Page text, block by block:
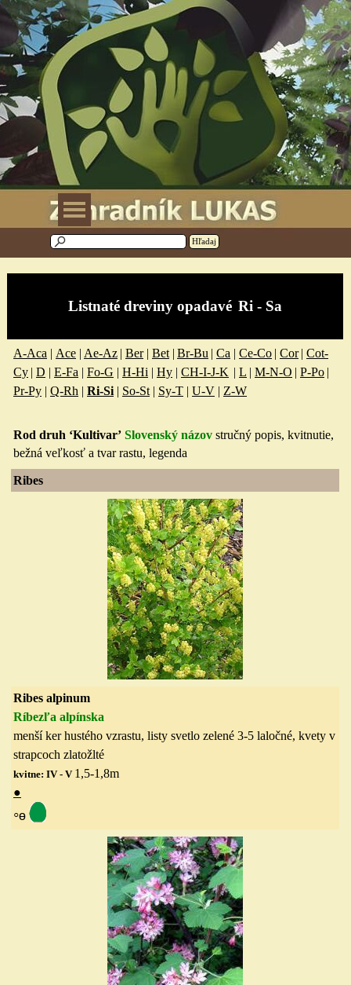
Prejsť na obsah
Hľadaj
Preskočiť menu
Listnaté dreviny opadavé Ri - Sa
A-Aca | Ace | Ae-Az | Ber | Bet | Br-Bu | Ca | Ce-Co | Cor | Cot-
Cy | D | E-Fa | Fo-G | H-Hi | Hy | CH-I-J-K | L | M-N-O | P-Po |
Pr-Py | Q-Rh | Ri-Si | So-St | Sy-T | U-V | Z-W
Rod druh ‘Kultivar’ Slovenský názov stručný popis, kvitnutie,
bežná veľkosť a tvar rastu, legenda
Ribes
Ribes alpinum
Ríbezľa alpínska
menší ker hustého vzrastu, listy svetlo zelené 3-5 laločné, kvety v
strapcoch zlatožlté
kvitne: IV - V 1,5-1,8m
●
◦ө